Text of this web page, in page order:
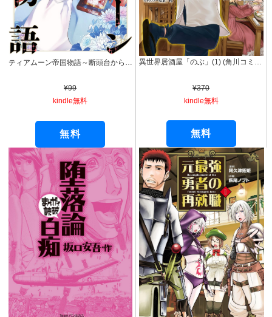
ティアムーン帝国物語～断頭台から始まる、姫の転生逆転ストーリー～@COMIC 第1巻 (コロナ・コミックス)
¥99
kindle無料
無料
異世界居酒屋「のぶ」(1) (角川コミックス・エース)
¥370
kindle無料
無料